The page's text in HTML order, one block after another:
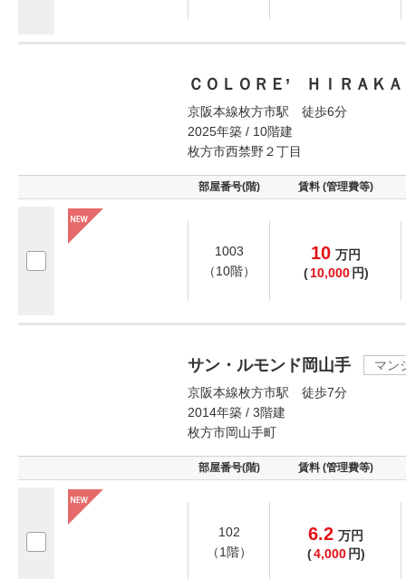
ＣＯＬＯＲＥ’ ＨＩＲＡＫ
京阪本線枚方市駅 徒歩6分
2025年築 / 10階建
枚方市西禁野２丁目
部屋番号(階) 賃料 (管理費等)
1003
（10階）
10 万円
( 10,000 円)
サン・ルモンド岡山手
マン
京阪本線枚方市駅 徒歩7分
2014年築 / 3階建
枚方市岡山手町
部屋番号(階) 賃料 (管理費等)
102
（1階）
6.2 万円
(4,000 円)